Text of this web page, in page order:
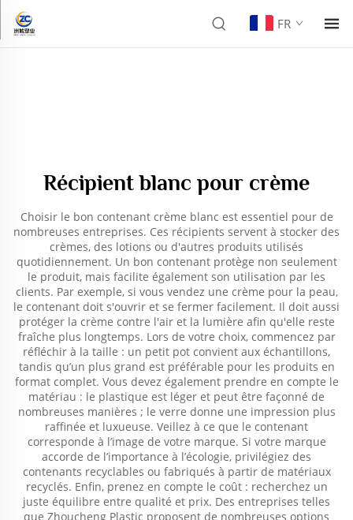
FR
Récipient blanc pour crème
Choisir le bon contenant crème blanc est essentiel pour de
nombreuses entreprises. Ces récipients servent à stocker des
crèmes, des lotions ou d'autres produits utilisés
quotidiennement. Un bon contenant protège non seulement
le produit, mais facilite également son utilisation par les
clients. Par exemple, si vous vendez une crème pour la peau,
le contenant doit s'ouvrir et se fermer facilement. Il doit aussi
protéger la crème contre l'air et la lumière afin qu'elle reste
fraîche plus longtemps. Lors de votre choix, commencez par
réfléchir à la taille : un petit pot convient aux échantillons,
tandis qu’un plus grand est préférable pour les produits en
format complet. Vous devez également prendre en compte le
matériau : le plastique est léger et peut être façonné de
nombreuses manières ; le verre donne une impression plus
raffinée et luxueuse. Veillez à ce que le contenant
corresponde à l’image de votre marque. Si votre marque
accorde de l’importance à l’écologie, privilégiez des
contenants recyclables ou fabriqués à partir de matériaux
recyclés. Enfin, prenez en compte le coût : recherchez un
juste équilibre entre qualité et prix. Des entreprises telles
que Zhoucheng Plastic proposent de nombreuses options